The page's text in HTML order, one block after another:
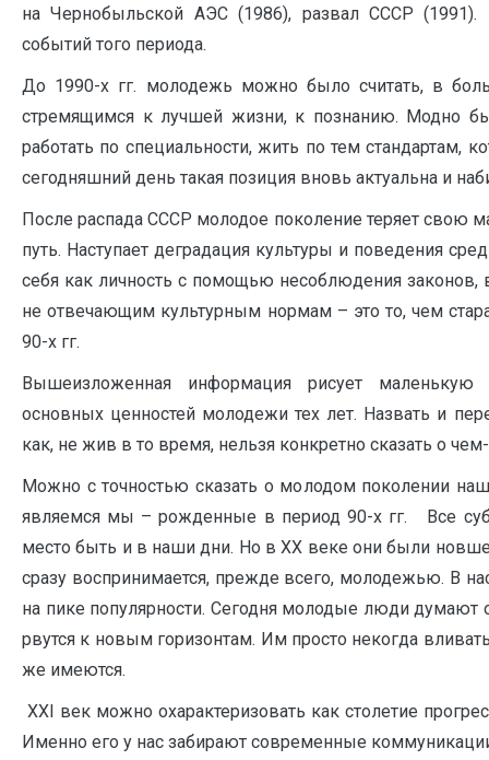
на Чернобыльской АЭС (1986), развал СССР
событий того периода.
До 1990-х гг. молодежь можно было считать, в
стремящимся к лучшей жизни, к познанию. Модно
работать по специальности, жить по тем стандартам,
сегодняшний день такая позиция вновь актуальна и
После распада СССР молодое поколение теряет свою
путь. Наступает деградация культуры и поведения
себя как личность с помощью несоблюдения
не отвечающим культурным нормам – это то, чем
90-х гг.
Вышеизложенная информация рисует маленькую
основных ценностей молодежи тех лет. Назвать и
как, не жив в то время, нельзя конкретно сказать о
Можно с точностью сказать о молодом поколении
являемся мы – рожденные в период 90-х гг. Все
место быть и в наши дни. Но в XX веке они были
сразу воспринимается, прежде всего, молодежью. В
на пике популярности. Сегодня молодые люди
рвутся к новым горизонтам. Им просто некогда
же имеются.
ХХI век можно охарактеризовать как столетие
Именно его у нас забирают современные